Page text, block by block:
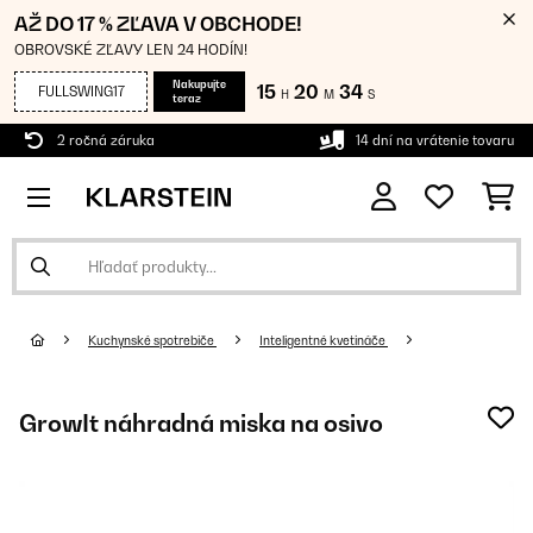
AŽ DO 17 % ZĽAVA V OBCHODE!
OBROVSKÉ ZĽAVY LEN 24 HODÍN!
FULLSWING17
Nakupujte
teraz
15 H 20 M 33 S
2 ročná záruka 14 dní na vrátenie tovaru
Kuchynské spotrebiče Inteligentné kvetináče
GrowIt náhradná miska na osivo